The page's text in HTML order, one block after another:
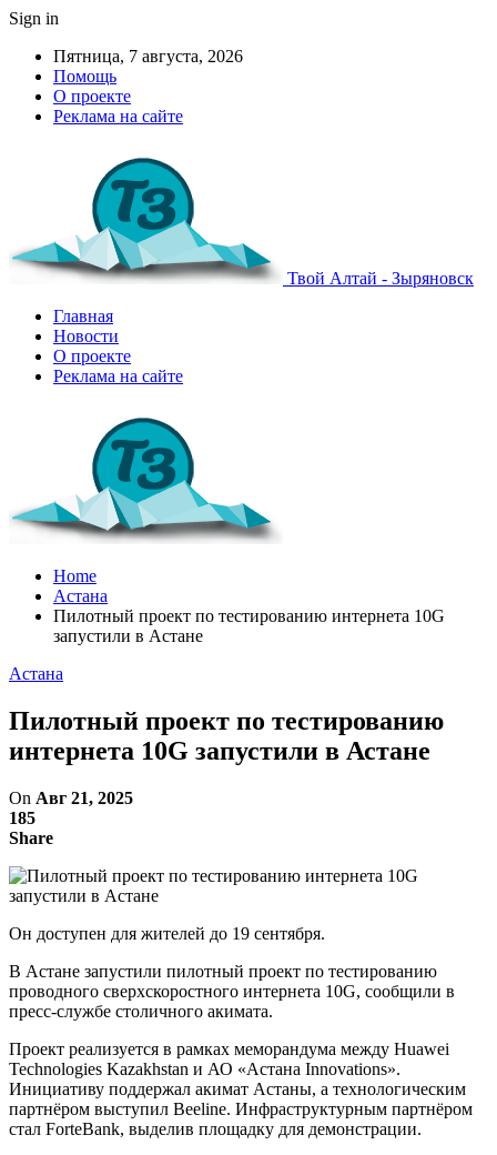
Sign in
Пятница, 7 августа, 2026
Помощь
О проекте
Реклама на сайте
Твой Алтай - Зыряновск
Главная
Новости
О проекте
Реклама на сайте
Home
Астана
Пилотный проект по тестированию интернета 10G
запустили в Астане
Астана
Пилотный проект по тестированию
интернета 10G запустили в Астане
On Авг 21, 2025
185
Share
Он доступен для жителей до 19 сентября.
В Астане запустили пилотный проект по тестированию
проводного сверхскоростного интернета 10G, сообщили в
пресс-службе столичного акимата.
Проект реализуется в рамках меморандума между Huawei
Technologies Kazakhstan и АО «Aстана Innovations».
Инициативу поддержал акимат Астаны, а технологическим
партнёром выступил Beeline. Инфраструктурным партнёром
стал ForteBank, выделив площадку для демонстрации.